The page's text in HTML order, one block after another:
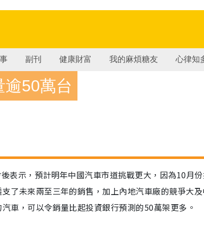
副刊 健康財富 我的麻煩糖友 心律知
50萬台
表示，預計明年中國汽車市道挑戰更大，因為10月
了未來兩至三年的銷售，加上內地汽車廠的競爭大
車，可以令銷量比起投資銀行預測的50萬架更多。